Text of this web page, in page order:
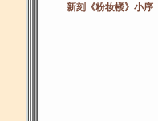
新刻《粉妆楼》小序